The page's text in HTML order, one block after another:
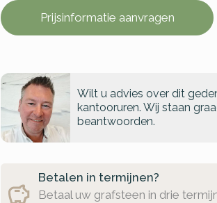
Prijsinformatie aanvragen
Wilt u advies over dit
kantooruren. Wij staan
beantwoorden.
Betalen in termijnen?
Betaal uw grafsteen in drie